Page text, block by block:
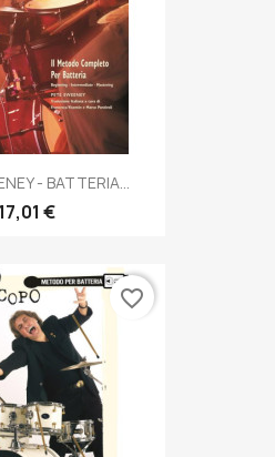
- BATTERIA...
17,01 €
favorite_border